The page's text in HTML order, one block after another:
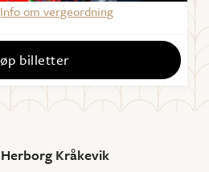
Info om vergeordning
billetter
Kråkevik